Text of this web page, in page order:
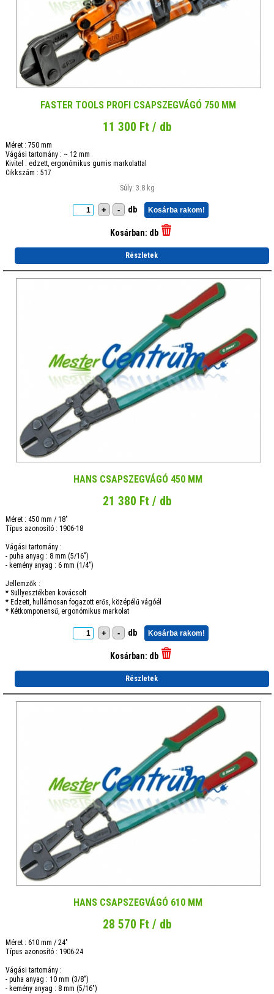
FASTER TOOLS PROFI CSAPSZEGVÁGÓ 750 MM
11 300 Ft / db
Méret : 750 mm
Vágási tartomány : ~ 12 mm
Kivitel : edzett, ergonómikus gumis markolattal
Cikkszám : 517
Súly: 3.8 kg
+ - db Kosárba rakom!
Kosárban: db
Részletek
HANS CSAPSZEGVÁGÓ 450 MM
21 380 Ft / db
Méret : 450 mm / 18"
Típus azonosító : 1906-18
Vágási tartomány :
- puha anyag : 8 mm (5/16")
- kemény anyag : 6 mm (1/4")
Jellemzők :
* Süllyesztékben kovácsolt
* Edzett, hullámosan fogazott erős, középélű vágóél
* Kétkomponensű, ergonómikus markolat
+ - db Kosárba rakom!
Kosárban: db
Részletek
HANS CSAPSZEGVÁGÓ 610 MM
28 570 Ft / db
Méret : 610 mm / 24"
Típus azonosító : 1906-24
Vágási tartomány :
- puha anyag : 10 mm (3/8")
- kemény anyag : 8 mm (5/16")